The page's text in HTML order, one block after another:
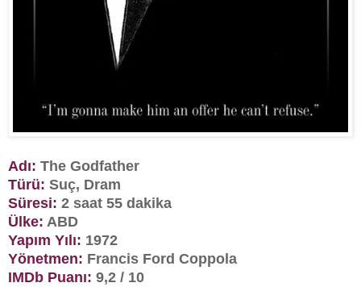
Adı: The Godfather
Türü: Suç, Dram
Süresi: 2 saat 55 dakika
Ülke: ABD
Yapım Yılı: 1972
Yönetmen: Francis Ford Coppola
IMDb Puanı: 9,2 / 10